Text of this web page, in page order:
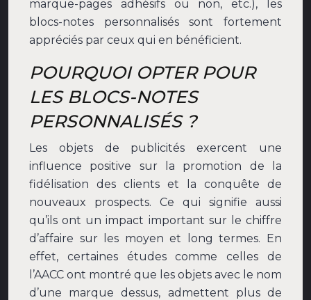
marque-pages adhésifs ou non, etc.), les
blocs-notes personnalisés sont fortement
appréciés par ceux qui en bénéficient.
POURQUOI OPTER POUR
LES BLOCS-NOTES
PERSONNALISÉS ?
Les objets de publicités exercent une
influence positive sur la promotion de la
fidélisation des clients et la conquête de
nouveaux prospects. Ce qui signifie aussi
qu’ils ont un impact important sur le chiffre
d’affaire sur les moyen et long termes. En
effet, certaines études comme celles de
l’AACC ont montré que les objets avec le nom
d’une marque dessus, admettent plus de